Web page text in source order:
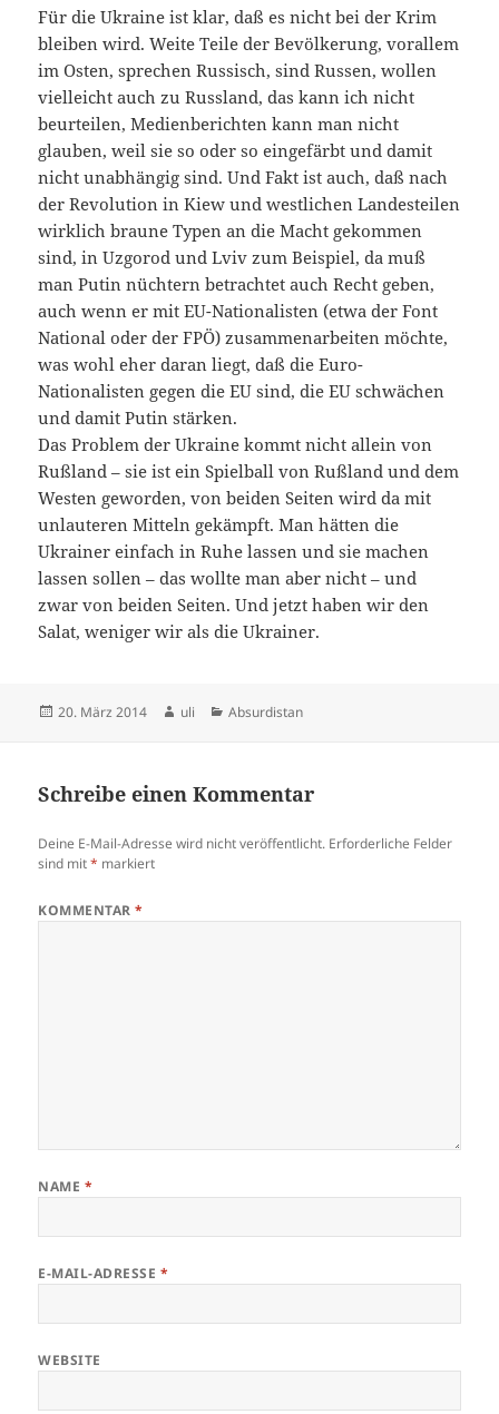
Für die Ukraine ist klar, daß es nicht bei der Krim
bleiben wird. Weite Teile der Bevölkerung, vorallem
im Osten, sprechen Russisch, sind Russen, wollen
vielleicht auch zu Russland, das kann ich nicht
beurteilen, Medienberichten kann man nicht
glauben, weil sie so oder so eingefärbt und damit
nicht unabhängig sind. Und Fakt ist auch, daß nach
der Revolution in Kiew und westlichen Landesteilen
wirklich braune Typen an die Macht gekommen
sind, in Uzgorod und Lviv zum Beispiel, da muß
man Putin nüchtern betrachtet auch Recht geben,
auch wenn er mit EU-Nationalisten (etwa der Font
National oder der FPÖ) zusammenarbeiten möchte,
was wohl eher daran liegt, daß die Euro-
Nationalisten gegen die EU sind, die EU schwächen
und damit Putin stärken.
Das Problem der Ukraine kommt nicht allein von
Rußland – sie ist ein Spielball von Rußland und dem
Westen geworden, von beiden Seiten wird da mit
unlauteren Mitteln gekämpft. Man hätten die
Ukrainer einfach in Ruhe lassen und sie machen
lassen sollen – das wollte man aber nicht – und
zwar von beiden Seiten. Und jetzt haben wir den
Salat, weniger wir als die Ukrainer.
Veröffentlicht
20. März 2014 Autor
uli Kategorien
Absurdistan
Schreibe einen Kommentar
Deine E-Mail-Adresse wird nicht veröffentlicht. Erforderliche Felder
sind mit* markiert
KOMMENTAR*
NAME *
E-MAIL-ADRESSE *
WEBSITE